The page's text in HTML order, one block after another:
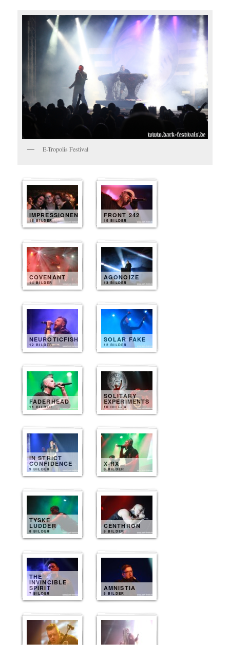
E-Tropolis Festival
IMPRESSIONEN
15 BILDER
FRONT 242
15 BILDER
COVENANT
14 BILDER
AGONOIZE
13 BILDER
NEUROTICFISH
12 BILDER
SOLAR FAKE
12 BILDER
FADERHEAD
11 BILDER
SOLITARY
EXPERIMENTS
10 BILDER
IN STRICT
CONFIDENCE
9 BILDER
X-RX
8 BILDER
TYSKE
LUDDER
8 BILDER
CENTHRON
8 BILDER
THE
INVINCIBLE
SPIRIT
7 BILDER
AMNISTIA
6 BILDER